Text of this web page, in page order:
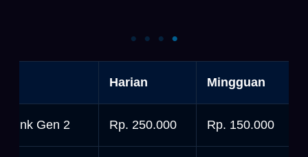
Harian Mingguan
Gen 2 Rp. 250.000 Rp. 150.000